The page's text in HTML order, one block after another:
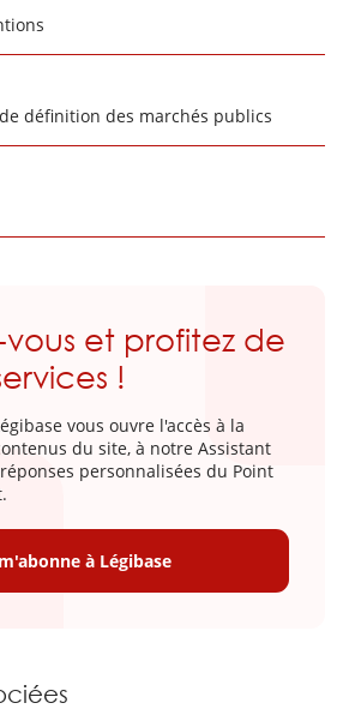
définition des marchés publics
et profitez de
!
vous ouvre l'accès à la
du site, à notre Assistant
personnalisées du Point
à Légibase